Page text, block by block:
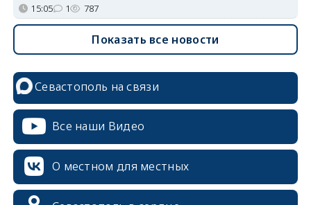
15:05 1 787
Показать все новости
Севастополь на связи
Все наши Видео
О местном для местных
erid: 2SDnjcrDNw6